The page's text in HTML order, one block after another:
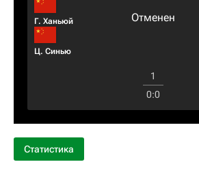
Г. Ханьюй
Ц. Синью
Отменен
1
0:0
Статистика